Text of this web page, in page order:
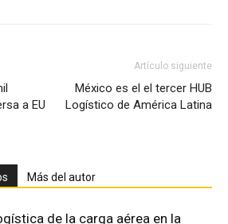
a EU
Artículo siguiente
México es el el tercer HUB
Logístico de América Latina
Más del autor
de la carga aérea en la